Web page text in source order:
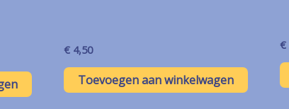
€ 4,50
Toevoegen aan winkelwagen
€